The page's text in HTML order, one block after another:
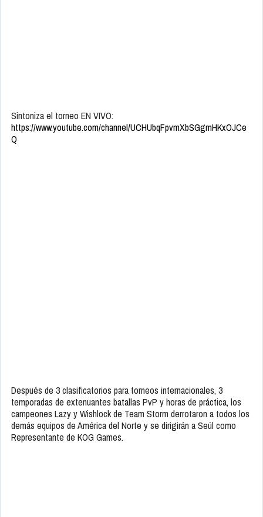
Sintoniza el torneo EN VIVO:
https://www.youtube.com/channel/UCHUbqFpvmXbSGgmHKxOJCe
Q
Después de 3 clasificatorios para torneos internacionales, 3
temporadas de extenuantes batallas PvP y horas de práctica, los
campeones Lazy y Wishlock de Team Storm derrotaron a todos los
demás equipos de América del Norte y se dirigirán a Seúl como
Representante de KOG Games.